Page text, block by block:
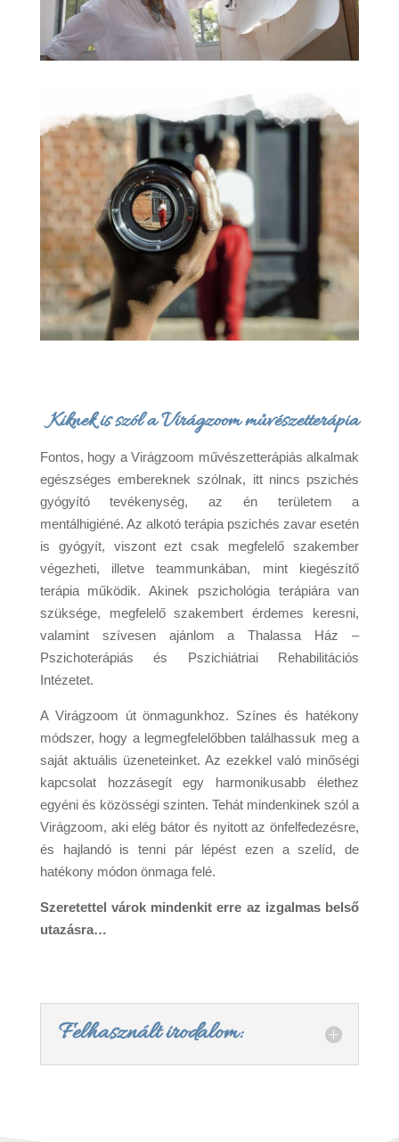
Kiknek is szól a Virágzoom művészetterápia
Fontos, hogy a Virágzoom művészetterápiás alkalmak
egészséges embereknek szólnak, itt nincs pszichés
gyógyító tevékenység, az én területem a
mentálhigiéné. Az alkotó terápia pszichés zavar esetén
is gyógyít, viszont ezt csak megfelelő szakember
végezheti, illetve teammunkában, mint kiegészítő
terápia működik. Akinek pszichológia terápiára van
szüksége, megfelelő szakembert érdemes keresni,
valamint szívesen ajánlom a Thalassa Ház –
Pszichoterápiás és Pszichiátriai Rehabilitációs
Intézetet.
A Virágzoom út önmagunkhoz. Színes és hatékony
módszer, hogy a legmegfelelőbben találhassuk meg a
saját aktuális üzeneteinket. Az ezekkel való minőségi
kapcsolat hozzásegít egy harmonikusabb élethez
egyéni és közösségi szinten. Tehát mindenkinek szól a
Virágzoom, aki elég bátor és nyitott az önfelfedezésre,
és hajlandó is tenni pár lépést ezen a szelíd, de
hatékony módon önmaga felé.
Szeretettel várok mindenkit erre az izgalmas belső
utazásra…
Felhasznált irodalom: